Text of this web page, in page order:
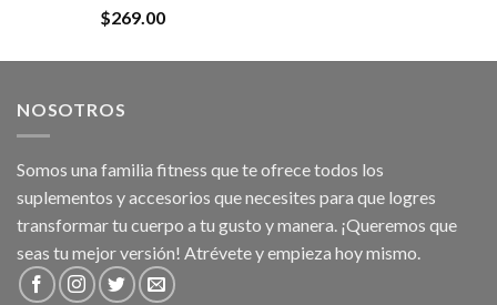
$269.00
NOSOTROS
Somos una familia fitness que te ofrece todos los
suplementos y accesorios que necesites para que logres
transformar tu cuerpo a tu gusto y manera. ¡Queremos que
seas tu mejor versión! Atrévete y empieza hoy mismo.